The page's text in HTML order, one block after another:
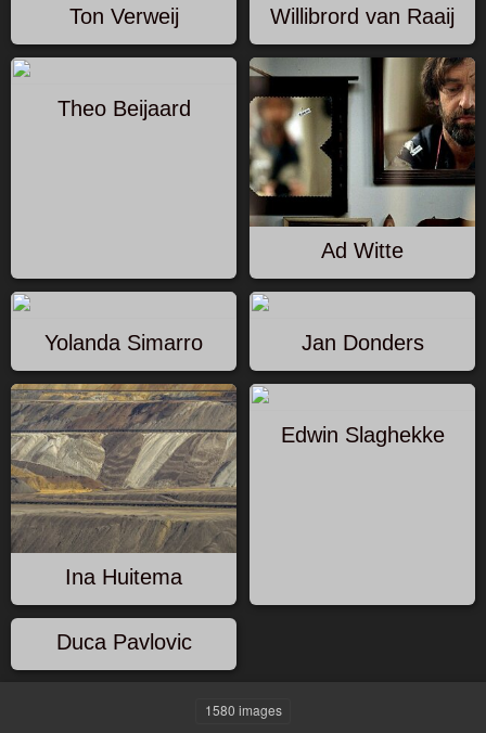
Ton Verweij Willibrord van Raaij
Theo Beijaard
Ad Witte
Yolanda Simarro Jan Donders
Ina Huitema
Edwin Slaghekke
Duca Pavlovic
1580 images